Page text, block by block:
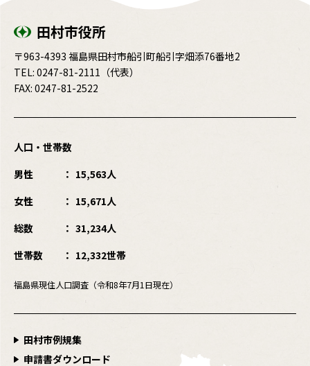
田村市役所
〒963-4393 福島県田村市船引町船引字畑添76番地2
TEL: 0247-81-2111 （代表）
FAX: 0247-81-2522
人口・世帯数
男性
15,563人
女性
15,671人
総数
31,234人
世帯数
12,332世帯
福島県現住人口調査（令和8年7月1日現在）
田村市例規集
申請書ダウンロード